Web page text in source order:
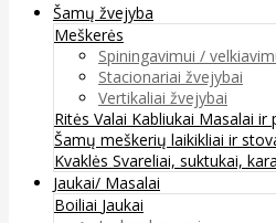
Šamų žvejyba
Meškerės
Spiningavimui /
Stacionariai žvejybai
Vertikaliai žvejybai
Ritės Valai Kabliukai Masalai ir
Šamų meškerių laikikliai ir
Kvaklės Svareliai, suktukai,
Jaukai/ Masalai
Boiliai Jaukai